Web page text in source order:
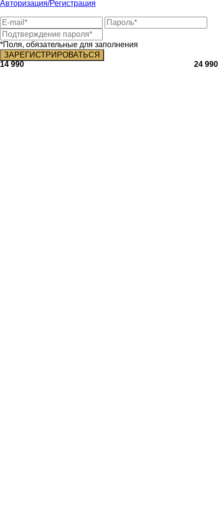
14 990 24 990
Авторизация/Регистрация
*Поля, обязательные для заполнения